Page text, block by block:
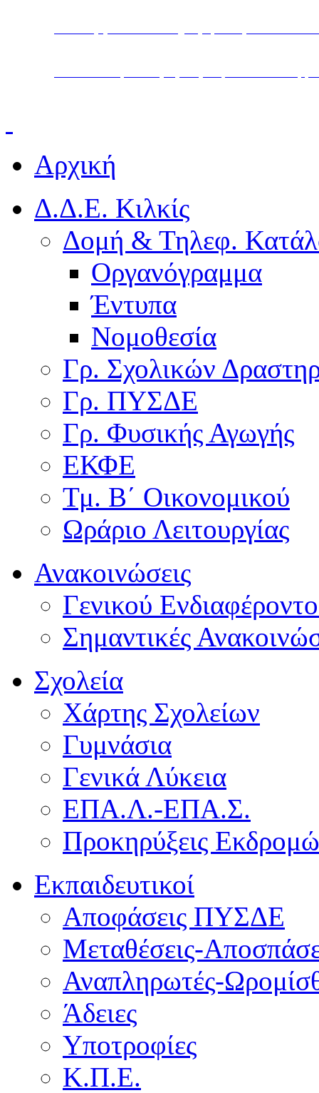
Αρχική
Δ.Δ.Ε. Κιλκίς
Δομή & Τηλεφ.
Οργανόγραμμα
Έντυπα
Νομοθεσία
Γρ. Σχολικών
Γρ. ΠΥΣΔΕ
Γρ. Φυσικής Αγωγής
ΕΚΦΕ
Τμ. Β΄ Οικονομικού
Ωράριο Λειτουργίας
Ανακοινώσεις
Γενικού
Σημαντικές
Σχολεία
Χάρτης Σχολείων
Γυμνάσια
Γενικά Λύκεια
ΕΠΑ.Λ.-ΕΠΑ.Σ.
Προκηρύξεις
Εκπαιδευτικοί
Αποφάσεις ΠΥΣΔΕ
Μεταθέσεις-
Αναπληρωτές-
Άδειες
Υποτροφίες
Κ.Π.Ε.